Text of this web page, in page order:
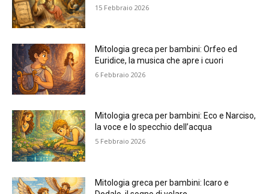
15 Febbraio 2026
Mitologia greca per bambini: Orfeo ed
Euridice, la musica che apre i cuori
6 Febbraio 2026
Mitologia greca per bambini: Eco e Narciso,
la voce e lo specchio dell’acqua
5 Febbraio 2026
Mitologia greca per bambini: Icaro e